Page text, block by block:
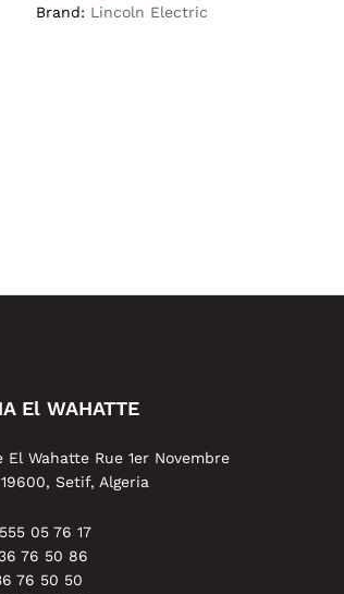
Brand: Lincoln Electric
El WAHATTE
El Wahatte Rue 1er Novembre
Setif, Algeria
05 76 17
76 50 86
76 50 50